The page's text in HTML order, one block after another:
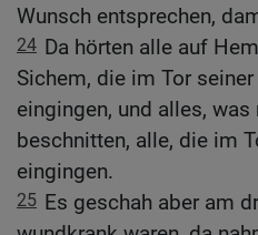
Wunsch entsprechen,
24 Da hörten alle auf
Sichem, die im Tor
eingingen, und alles,
beschnitten, alle, die im
eingingen.
25 Es geschah aber am